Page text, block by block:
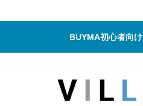
BUYMA初心者向